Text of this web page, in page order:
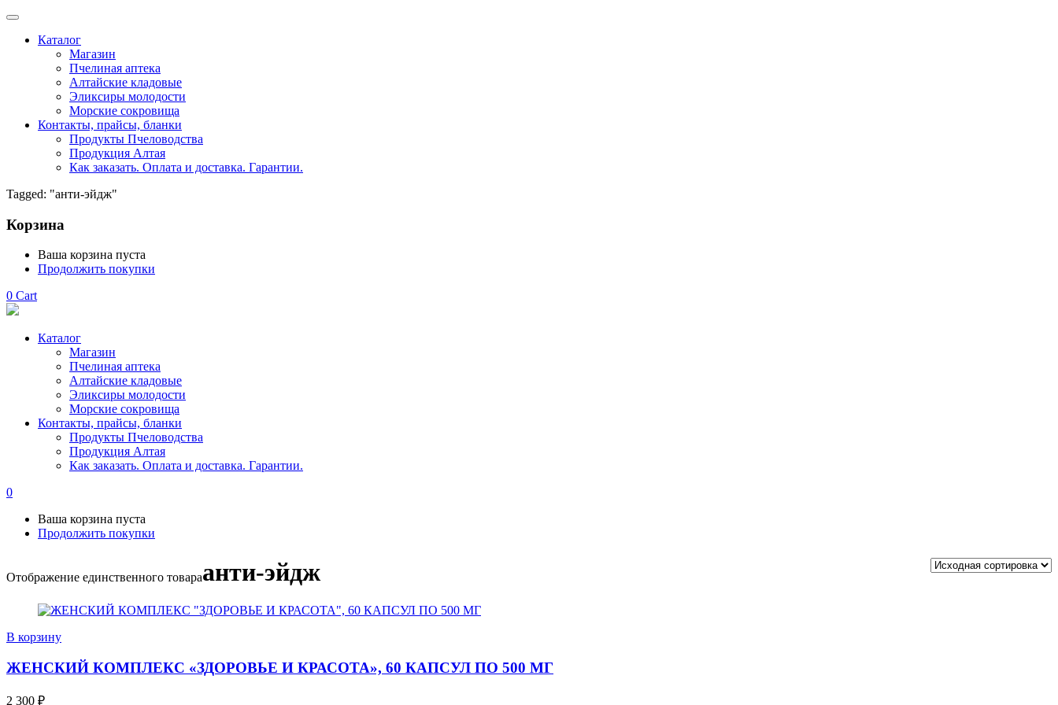
Каталог
Магазин
Пчелиная аптека
Алтайские кладовые
Эликсиры молодости
Морские сокровища
Контакты, прайсы, бланки
Продукты Пчеловодства
Продукция Алтая
Как заказать. Оплата и доставка. Гарантии.
Tagged: "анти-эйдж"
Корзина
Ваша корзина пуста
Продолжить покупки
0 Cart
Каталог
Магазин
Пчелиная аптека
Алтайские кладовые
Эликсиры молодости
Морские сокровища
Контакты, прайсы, бланки
Продукты Пчеловодства
Продукция Алтая
Как заказать. Оплата и доставка. Гарантии.
0
Ваша корзина пуста
Продолжить покупки
Отображение единственного товараанти-эйдж
В корзину
ЖЕНСКИЙ КОМПЛЕКС «ЗДОРОВЬЕ И КРАСОТА», 60 КАПСУЛ ПО 500 МГ
2 300 ₽